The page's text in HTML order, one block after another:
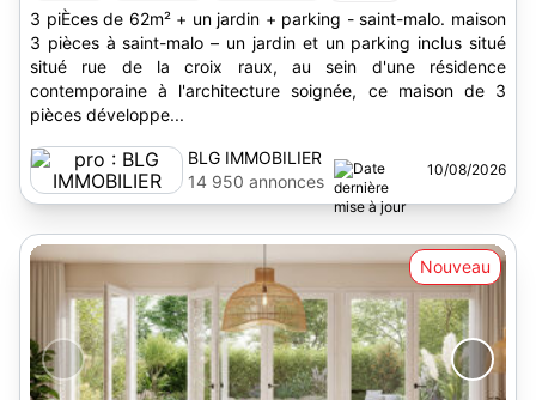
3 piÈces de 62m² + un jardin + parking - saint-malo. maison
3 pièces à saint-malo – un jardin et un parking inclus situé
situé rue de la croix raux, au sein d'une résidence
contemporaine à l'architecture soignée, ce maison de 3
pièces développe...
BLG IMMOBILIER
14 950 annonces
10/08/2026
Nouveau